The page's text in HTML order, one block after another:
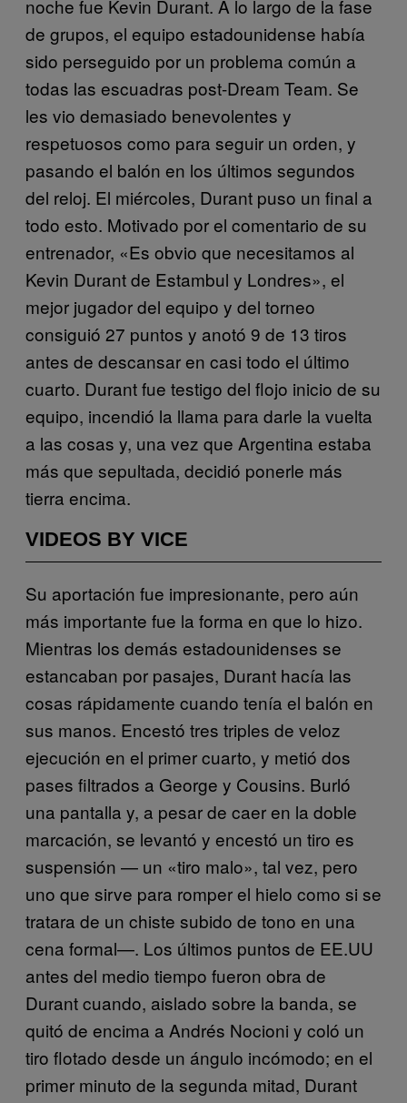
noche fue Kevin Durant. A lo largo de la fase
de grupos, el equipo estadounidense había
sido perseguido por un problema común a
todas las escuadras post-Dream Team. Se
les vio demasiado benevolentes y
respetuosos como para seguir un orden, y
pasando el balón en los últimos segundos
del reloj. El miércoles, Durant puso un final a
todo esto. Motivado por el comentario de su
entrenador, «Es obvio que necesitamos al
Kevin Durant de Estambul y Londres», el
mejor jugador del equipo y del torneo
consiguió 27 puntos y anotó 9 de 13 tiros
antes de descansar en casi todo el último
cuarto. Durant fue testigo del flojo inicio de su
equipo, incendió la llama para darle la vuelta
a las cosas y, una vez que Argentina estaba
más que sepultada, decidió ponerle más
tierra encima.
VIDEOS BY VICE
Su aportación fue impresionante, pero aún
más importante fue la forma en que lo hizo.
Mientras los demás estadounidenses se
estancaban por pasajes, Durant hacía las
cosas rápidamente cuando tenía el balón en
sus manos. Encestó tres triples de veloz
ejecución en el primer cuarto, y metió dos
pases filtrados a George y Cousins. Burló
una pantalla y, a pesar de caer en la doble
marcación, se levantó y encestó un tiro es
suspensión — un «tiro malo», tal vez, pero
uno que sirve para romper el hielo como si se
tratara de un chiste subido de tono en una
cena formal—. Los últimos puntos de EE.UU
antes del medio tiempo fueron obra de
Durant cuando, aislado sobre la banda, se
quitó de encima a Andrés Nocioni y coló un
tiro flotado desde un ángulo incómodo; en el
primer minuto de la segunda mitad, Durant